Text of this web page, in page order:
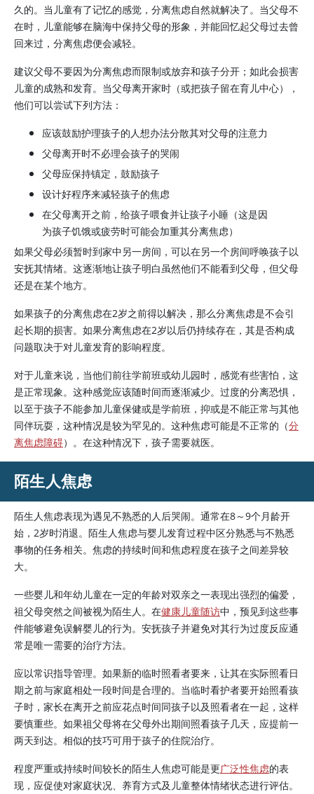
久的。当儿童有了记忆的感觉，分离焦虑自然就解决了。当父母不
在时，儿童能够在脑海中保持父母的形象，并能回忆起父母过去曾
回来过，分离焦虑便会减轻。
建议父母不要因为分离焦虑而限制或放弃和孩子分开；如此会损害
儿童的成熟和发育。当父母离开家时（或把孩子留在育儿中心），
他们可以尝试下列方法：
应该鼓励护理孩子的人想办法分散其对父母的注意力
父母离开时不必理会孩子的哭闹
父母应保持镇定，鼓励孩子
设计好程序来减轻孩子的焦虑
在父母离开之前，给孩子喂食并让孩子小睡（这是因
为孩子饥饿或疲劳时可能会加重其分离焦虑）
如果父母必须暂时到家中另一房间，可以在另一个房间呼唤孩子以
安抚其情绪。这逐渐地让孩子明白虽然他们不能看到父母，但父母
还是在某个地方。
如果孩子的分离焦虑在2岁之前得以解决，那么分离焦虑是不会引
起长期的损害。如果分离焦虑在2岁以后仍持续存在，其是否构成
问题取决于对儿童发育的影响程度。
对于儿童来说，当他们前往学前班或幼儿园时，感觉有些害怕，这
是正常现象。这种感觉应该随时间而逐渐减少。过度的分离恐惧，
以至于孩子不能参加儿童保健或是学前班，抑或是不能正常与其他
同伴玩耍，这种情况是较为罕见的。这种焦虑可能是不正常的（分
离焦虑障碍）。在这种情况下，孩子需要就医。
陌生人焦虑
陌生人焦虑表现为遇见不熟悉的人后哭闹。通常在8～9个月龄开
始，2岁时消退。陌生人焦虑与婴儿发育过程中区分熟悉与不熟悉
事物的任务相关。焦虑的持续时间和焦虑程度在孩子之间差异较
大。
一些婴儿和年幼儿童在一定的年龄对双亲之一表现出强烈的偏爱，
祖父母突然之间被视为陌生人。在健康儿童随访中，预见到这些事
件能够避免误解婴儿的行为。安抚孩子并避免对其行为过度反应通
常是唯一需要的治疗方法。
应以常识指导管理。如果新的临时照看者要来，让其在实际照看日
期之前与家庭相处一段时间是合理的。当临时看护者要开始照看孩
子时，家长在离开之前应花点时间同孩子以及照看者在一起，这样
要慎重些。如果祖父母将在父母外出期间照看孩子几天，应提前一
两天到达。相似的技巧可用于孩子的住院治疗。
程度严重或持续时间较长的陌生人焦虑可能是更广泛性焦虑的表
现，应促使对家庭状况、养育方式及儿童整体情绪状态进行评估。